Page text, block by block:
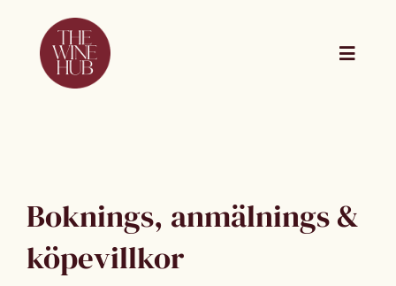
content
Toggle
For Wine Boards
Boknings, anmälnings &
köpevillkor